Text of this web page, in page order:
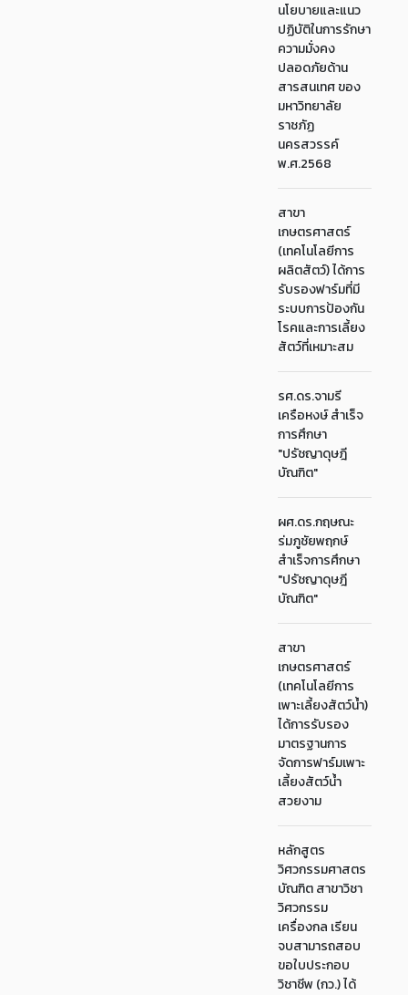
นโยบายและแนว
ปฏิบัติในการรักษา
ความมั่งคง
ปลอดภัยด้าน
สารสนเทศ ของ
มหาวิทยาลัย
ราชภัฏ
นครสวรรค์
พ.ศ.2568
สาขา
เกษตรศาสตร์
(เทคโนโลยีการ
ผลิตสัตว์) ได้การ
รับรองฟาร์มที่มี
ระบบการป้องกัน
โรคและการเลี้ยง
สัตว์ที่เหมาะสม
รศ.ดร.จามรี
เครือหงษ์ สำเร็จ
การศึกษา
"ปรัชญาดุษฎี
บัณฑิต"
ผศ.ดร.กฤษณะ
ร่มภูชัยพฤกษ์
สำเร็จการศึกษา
"ปรัชญาดุษฎี
บัณฑิต"
สาขา
เกษตรศาสตร์
(เทคโนโลยีการ
เพาะเลี้ยงสัตว์น้ำ)
ได้การรับรอง
มาตรฐานการ
จัดการฟาร์มเพาะ
เลี้ยงสัตว์น้ำ
สวยงาม
หลักสูตร
วิศวกรรมศาสตร
บัณฑิต สาขาวิชา
วิศวกรรม
เครื่องกล เรียน
จบสามารถสอบ
ขอใบประกอบ
วิชาชีพ (กว.) ได้